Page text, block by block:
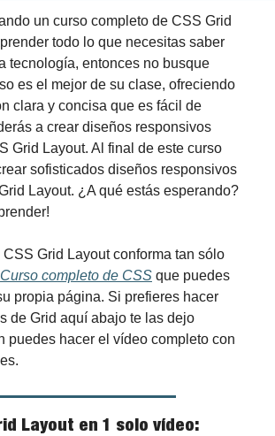
un curso completo de CSS Grid
todo lo que necesitas saber
tecnología, entonces no busque
es el mejor de su clase, ofreciendo
clara y concisa que es fácil de
a crear diseños responsivos
Grid Layout. Al final de este curso
sofisticados diseños responsivos
Layout. ¿A qué estás esperando?
CSS Grid Layout conforma tan sólo
Curso completo de CSS que puedes
propia página. Si prefieres hacer
de Grid aquí abajo te las dejo
puedes hacer el vídeo completo con
Layout en 1 solo vídeo: